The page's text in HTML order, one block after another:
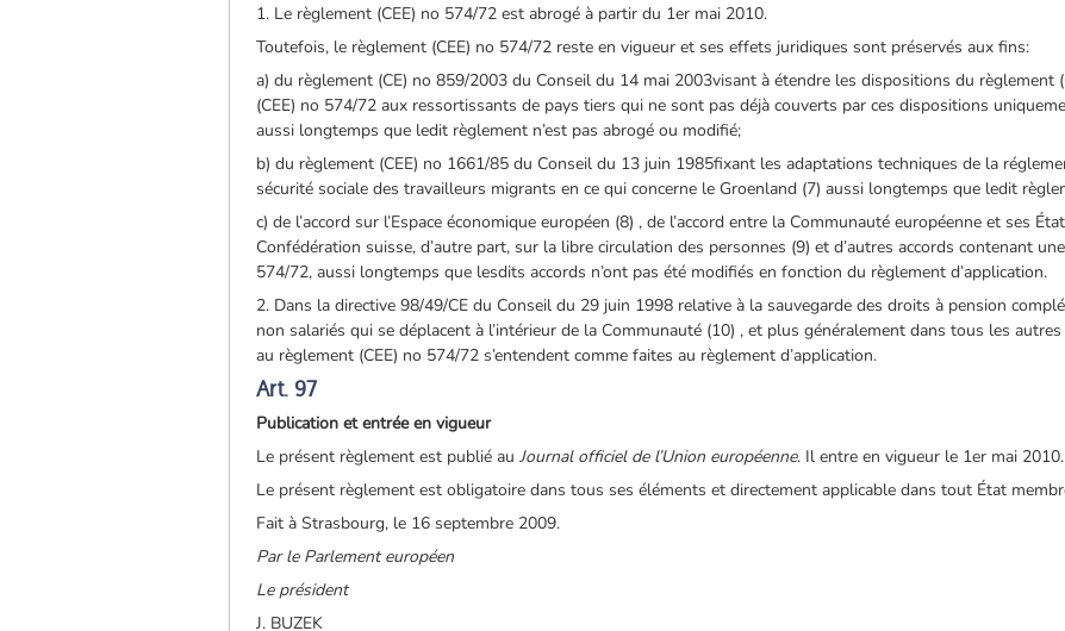
1. Le règlement (CEE) no 574/72 est abrogé à partir du 1er mai 2010.
Toutefois, le règlement (CEE) no 574/72 reste en vigueur et ses effets juridiques sont préservés aux fins:
a) du règlement (CE) no 859/2003 du Conseil du 14 mai 2003visant à étendre les dispositions du règlement
(CEE) no 574/72 aux ressortissants de pays tiers qui ne sont pas déjà couverts par ces dispositions
aussi longtemps que ledit règlement n’est pas abrogé ou modifié;
b) du règlement (CEE) no 1661/85 du Conseil du 13 juin 1985fixant les adaptations techniques de la
sécurité sociale des travailleurs migrants en ce qui concerne le Groenland (7) aussi longtemps que ledit
c) de l’accord sur l’Espace économique européen (8) , de l’accord entre la Communauté européenne et ses
Confédération suisse, d’autre part, sur la libre circulation des personnes (9) et d’autres accords contenant
574/72, aussi longtemps que lesdits accords n’ont pas été modifiés en fonction du règlement d’application.
2. Dans la directive 98/49/CE du Conseil du 29 juin 1998 relative à la sauvegarde des droits à pension
non salariés qui se déplacent à l’intérieur de la Communauté (10) , et plus généralement dans tous les
au règlement (CEE) no 574/72 s’entendent comme faites au règlement d’application.
Art. 97
Publication et entrée en vigueur
Le présent règlement est publié au Journal officiel de l’Union européenne. Il entre en vigueur le 1er mai 2010.
Le présent règlement est obligatoire dans tous ses éléments et directement applicable dans tout État
Fait à Strasbourg, le 16 septembre 2009.
Par le Parlement européen
Le président
J. BUZEK